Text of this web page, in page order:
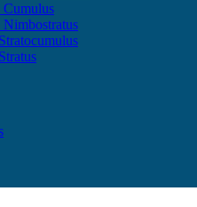
Cumulus
Nimbostratus